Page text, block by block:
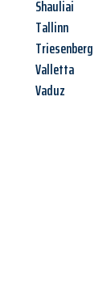
Shauliai
Tallinn
Triesenberg
Valletta
Vaduz